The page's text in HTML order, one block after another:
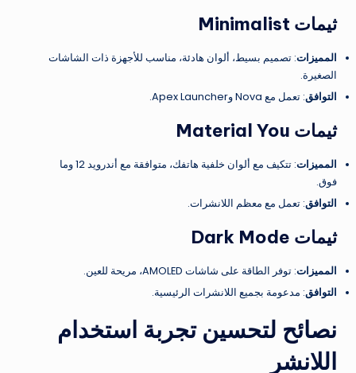
ثيمات Minimalist
المميزات: تصميم بسيط، ألوان هادئة، مناسب للأجهزة ذات الشاشات
الصغيرة.
التوافق: تعمل مع Nova وApex Launcher.
ثيمات Material You
المميزات
: تتكيف مع ألوان خلفية هاتفك، متوافقة مع أندرويد 12 وما
فوق.
التوافق: تعمل مع معظم اللانشرات.
ثيمات Dark Mode
المميزات: توفر الطاقة على شاشات AMOLED، مريحة للعين.
التوافق: مدعومة بجميع اللانشرات الرئيسية.
نصائح لتحسين تجربة استخدام
اللانشر